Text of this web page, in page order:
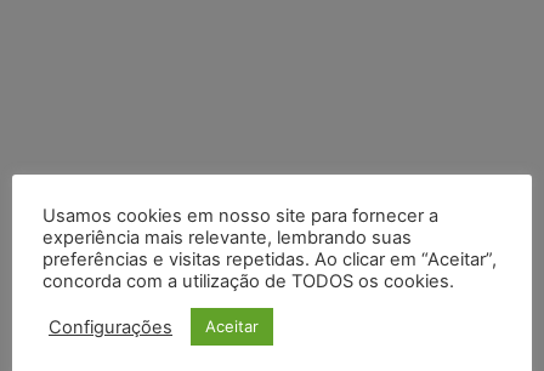
Usamos cookies em nosso site para fornecer a
experiência mais relevante, lembrando suas
preferências e visitas repetidas. Ao clicar em “Aceitar”,
concorda com a utilização de TODOS os cookies.
Configurações Aceitar